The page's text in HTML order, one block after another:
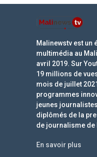
Malinewstv est un
multimédia au
avril 2019. Sur
19 millions de
mois de juillet
programmes
jeunes
diplômés de la
de journalisme de
En savoir plus